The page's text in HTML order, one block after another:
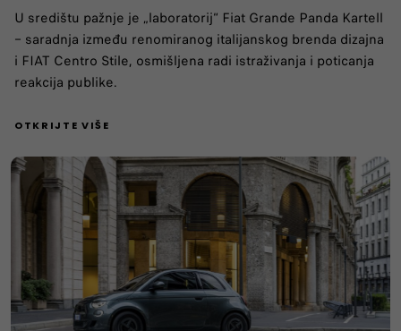
U središtu pažnje je „laboratorij“ Fiat Grande Panda Kartell
– saradnja između renomiranog italijanskog brenda dizajna
i FIAT Centro Stile, osmišljena radi istraživanja i poticanja
reakcija publike.
OTKRIJTE VIŠE